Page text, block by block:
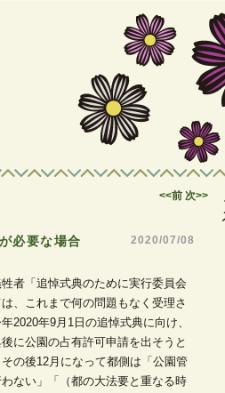
<<前 次>>
必要な場合 2020/07/08
者「追悼式典のために実行委員会
、これまで何の問題もなく受理さ
2020年9月1日の追悼式典に向け、
に公園の占有許可申請を出そうと
の後12月になって都側は「公園管
ない」「（都の大法要と重なる時